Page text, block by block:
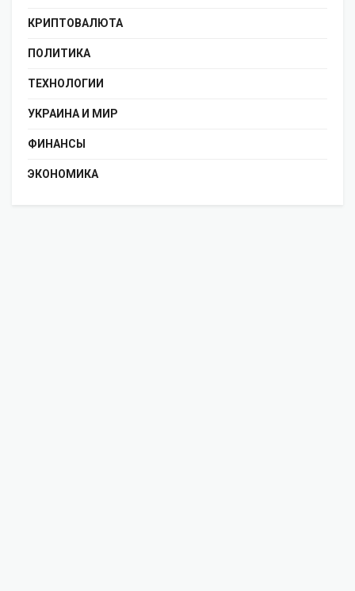
КРИПТОВАЛЮТА
ПОЛИТИКА
ТЕХНОЛОГИИ
УКРАИНА И МИР
ФИНАНСЫ
ЭКОНОМИКА